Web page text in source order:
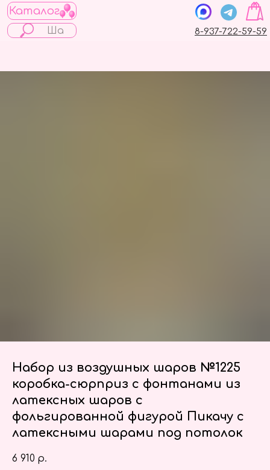
Каталог
8-937-722-59-59
Набор из воздушных шаров №1225
коробка-сюрприз с фонтанами из
латексных шаров с
фольгированной фигурой Пикачу с
латексными шарами под потолок
6 910 р.